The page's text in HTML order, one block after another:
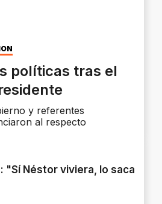
políticas tras el
y referentes
al respecto
"Sí Néstor viviera, lo saca